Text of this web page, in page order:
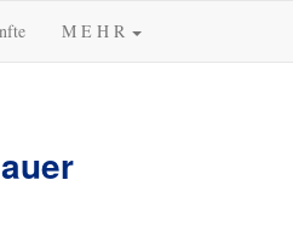
M E H R